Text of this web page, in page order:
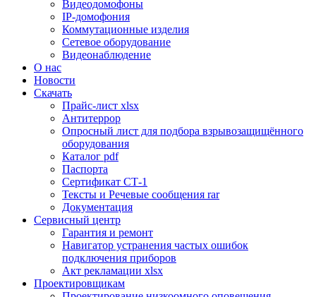
Видеодомофоны
IP-домофония
Коммутационные изделия
Сетевое оборудование
Видеонаблюдение
О нас
Новости
Скачать
Прайс-лист xlsx
Антитеррор
Опросный лист для подбора взрывозащищённого
оборудования
Каталог pdf
Паспорта
Сертификат СТ-1
Тексты и Речевые сообщения rar
Документация
Сервисный центр
Гарантия и ремонт
Навигатор устранения частых ошибок
подключения приборов
Акт рекламации xlsx
Проектировщикам